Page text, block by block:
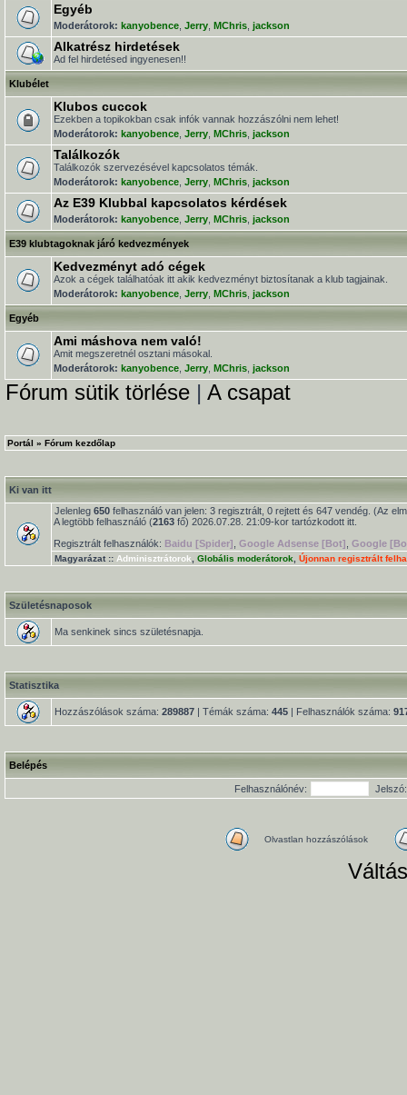
Egyéb
Moderátorok: kanyobence Jerry MChris jackson
Alkatrész hirdetések
Ad fel hirdetésed ingyenesen!!
Klubélet
Klubos cuccok
Ezekben a topikokban csak infók vannak hozzászólni nem lehet!
Moderátorok: kanyobence Jerry MChris jackson
Találkozók
Találkozók szervezésével kapcsolatos témák.
Moderátorok: kanyobence Jerry MChris jackson
Az E39 Klubbal kapcsolatos kérdések
Moderátorok: kanyobence Jerry MChris jackson
E39 klubtagoknak járó kedvezmények
Kedvezményt adó cégek
Azok a cégek találhatóak itt akik kedvezményt biztosítanak a klub tagjainak.
Moderátorok: kanyobence Jerry MChris jackson
Egyéb
Ami máshova nem való!
Amit megszeretnél osztani másokal.
Moderátorok: kanyobence Jerry MChris jackson
Fórum sütik törlése | A csapat
Portál » Fórum kezdőlap
Ki van itt
Jelenleg 650 felhasználó van jelen: 3 regisztrált, 0 rejtett és 647 vendég. (Az
A legtöbb felhasználó (2163 fő) 2026.07.28. 21:09-kor tartózkodott itt.
Regisztrált felhasználók: Baidu [Spider] Google Adsense [Bot] Google
Magyarázat :: Adminisztrátorok Globális moderátorok Újonnan regisztrált
Születésnaposok
Ma senkinek sincs születésnapja.
Statisztika
Hozzászólások száma: 289887 | Témák száma: 445 | Felhasználók száma:
Belépés
Felhasználónév: Jelszó:
Olvastlan hozzászólások